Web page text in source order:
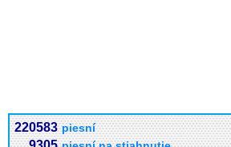
220583 piesní